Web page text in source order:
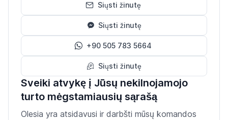
Siųsti žinutę
Siųsti žinutę
+90 505 783 5664
Siųsti žinutę
Sveiki atvykę į Jūsų nekilnojamojo
turto mėgstamiausių sąrašą
Olesia yra atsidavusi ir darbšti mūsų komandos